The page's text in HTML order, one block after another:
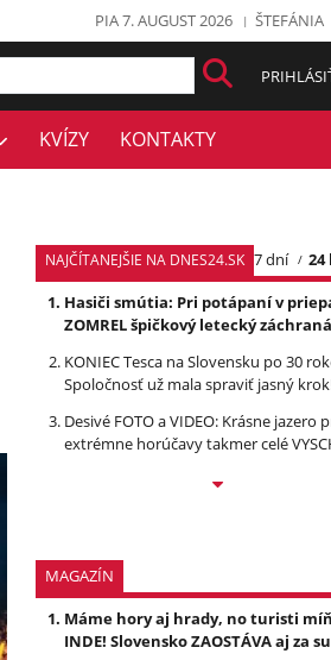
PIA 7. AUGUST 2026 ŠTEFÁNIA
KVÍZY KONTAKTY
NAJČÍTANEJŠIE NA DNES24.SK 7 dní
24
Hasiči smútia: Pri potápaní v
ZOMREL špičkový letecký
KONIEC Tesca na Slovensku po 30
Spoločnosť už mala spraviť jasný
Desivé FOTO a VIDEO: Krásne jazero
extrémne horúčavy takmer celé
MAGAZÍN
Máme hory aj hrady, no turisti
INDE! Slovensko ZAOSTÁVA aj za